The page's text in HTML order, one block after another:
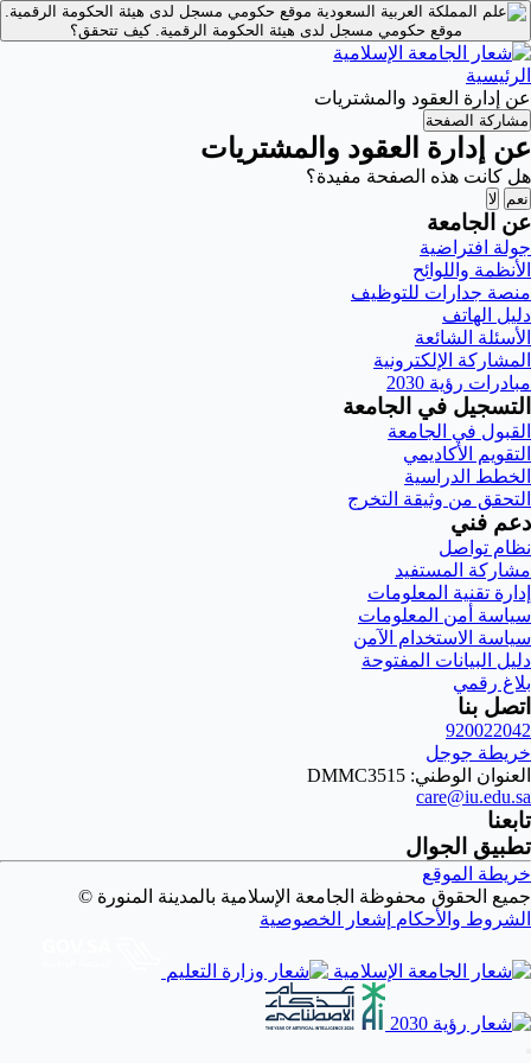
موقع حكومي مسجل لدى هيئة الحكومة الرقمية.
موقع حكومي مسجل لدى هيئة الحكومة الرقمية.كيف تتحقق؟
الرئيسية
عن إدارة العقود والمشتريات
مشاركة الصفحة
عن إدارة العقود والمشتريات
هل كانت هذه الصفحة مفيدة؟
نعم لا
عن الجامعة
جولة افتراضية
الأنظمة واللوائح
منصة جدارات للتوظيف
دليل الهاتف
الأسئلة الشائعة
المشاركة الإلكترونية
مبادرات رؤية 2030
التسجيل في الجامعة
القبول في الجامعة
التقويم الأكاديمي
الخطط الدراسية
التحقق من وثيقة التخرج
دعم فني
نظام تواصل
مشاركة المستفيد
إدارة تقنية المعلومات
سياسة أمن المعلومات
سياسة الاستخدام الآمن
دليل البيانات المفتوحة
بلاغ رقمي
اتصل بنا
920022042
خريطة جوجل
العنوان الوطني: DMMC3515
care@iu.edu.sa
تابعنا
تطبيق الجوال
خريطة الموقع
جميع الحقوق محفوظة الجامعة الإسلامية بالمدينة المنورة ©
الشروط والأحكام إشعار الخصوصية